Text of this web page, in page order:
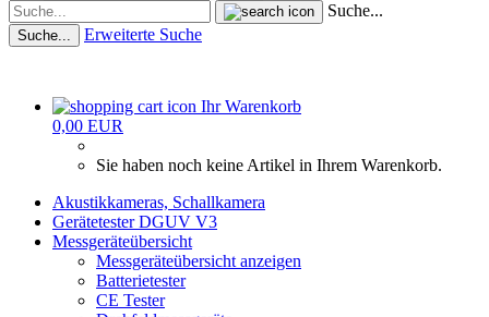
Suche...
Suche... Erweiterte Suche
Ihr Warenkorb
0,00 EUR
Sie haben noch keine Artikel in Ihrem Warenkorb.
Akustikkameras, Schallkamera
Gerätetester DGUV V3
Messgeräteübersicht
Messgeräteübersicht anzeigen
Batterietester
CE Tester